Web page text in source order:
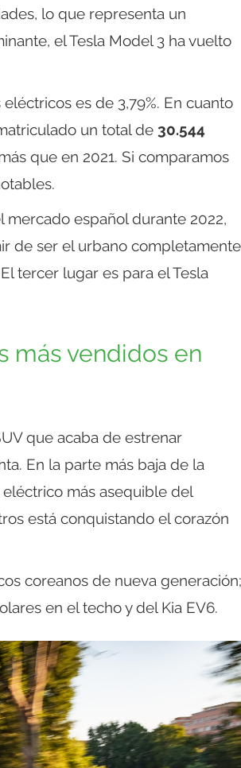
lo que representa un
el Tesla Model 3 ha vuelto
es de 3,79%. En cuanto
un total de 30.544
que en 2021. Si comparamos
mercado español durante 2022,
de ser el urbano completamente
tercer lugar es para el Tesla
más vendidos en
que acaba de estrenar
En la parte más baja de la
eléctrico más asequible del
está conquistando el corazón
coreanos de nueva generación;
en el techo y del Kia EV6.